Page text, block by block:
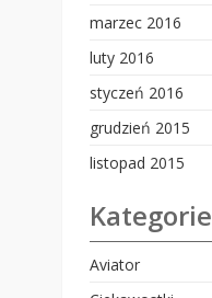
marzec 2016
luty 2016
styczeń 2016
grudzień 2015
listopad 2015
Kategorie
Aviator